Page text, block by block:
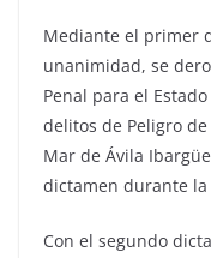
Mediante el primer
unanimidad, se
Penal para el
delitos de Peligro
Mar de Ávila
dictamen durante
Con el segundo